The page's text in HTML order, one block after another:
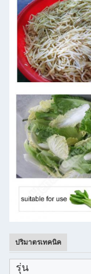
ปริมาตรเทคนิค
รุ่น